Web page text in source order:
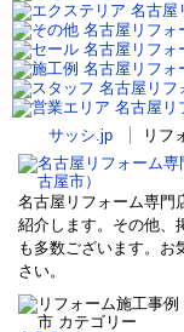
サッシ.jp リフ
名古屋リフォーム専門
紹介します。その他、
も多数ございます。お
さい。